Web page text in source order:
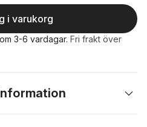
i varukorg
3-6 vardagar. Fri frakt över